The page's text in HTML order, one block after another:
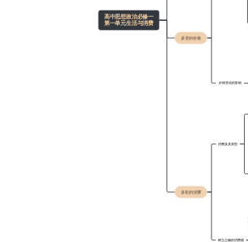
高中思想政治必修一
第一单元生活与消费
多变的价格
价格变动的影响
多彩的消费
消费及其类型
树立正确的消费观